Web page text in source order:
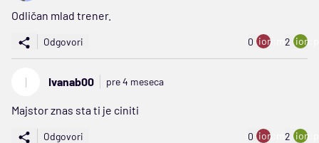
Odličan mlad trener.
Odgovori 0 ion:minus
2
I Ivanab00 pre 4 meseca
Majstor znas sta ti je ciniti
Odgovori 0 ion:minus
2